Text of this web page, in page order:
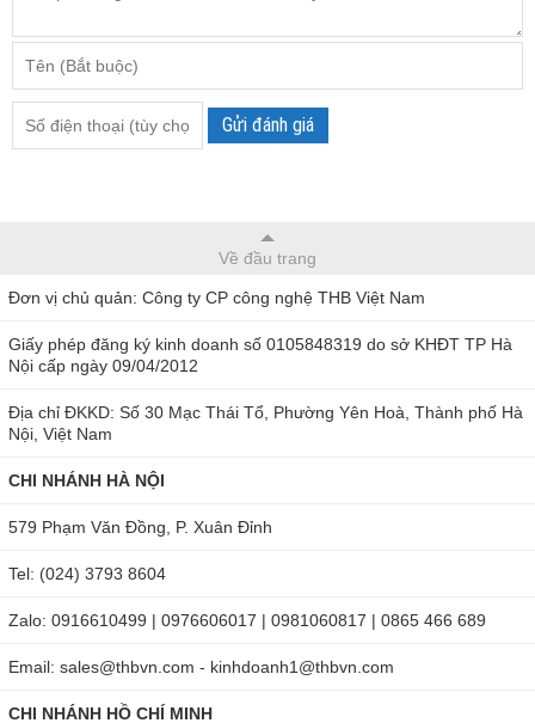
Gửi đánh giá
Về đầu trang
Đơn vị chủ quản: Công ty CP công nghệ THB Việt Nam
Giấy phép đăng ký kinh doanh số 0105848319 do sở KHĐT TP Hà
Nội cấp ngày 09/04/2012
Địa chỉ ĐKKD: Số 30 Mạc Thái Tổ, Phường Yên Hoà, Thành phố Hà
Nội, Việt Nam
CHI NHÁNH HÀ NỘI
579 Phạm Văn Đồng, P. Xuân Đỉnh
Tel: (024) 3793 8604
Zalo: 0916610499 | 0976606017 | 0981060817 | 0865 466 689
Email: sales@thbvn.com - kinhdoanh1@thbvn.com
CHI NHÁNH HỒ CHÍ MINH